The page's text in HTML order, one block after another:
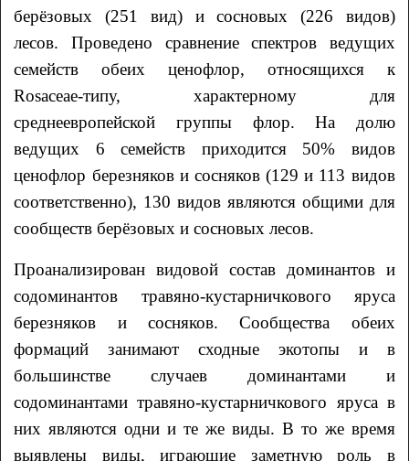
берёзовых (251 вид) и сосновых (226 видов)
лесов. Проведено сравнение спектров ведущих
семейств обеих ценофлор, относящихся к
Rosaceae-типу, характерному для
среднеевропейской группы флор. На долю
ведущих 6 семейств приходится 50% видов
ценофлор березняков и сосняков (129 и 113 видов
соответственно), 130 видов являются общими для
сообществ берёзовых и сосновых лесов.
Проанализирован видовой состав доминантов и
содоминантов травяно-кустарничкового яруса
березняков и сосняков. Сообщества обеих
формаций занимают сходные экотопы и в
большинстве случаев доминантами и
содоминантами травяно-кустарничкового яруса в
них являются одни и те же виды. В то же время
выявлены виды, играющие заметную роль в